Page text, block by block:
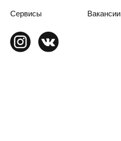
Сервисы Вакансии